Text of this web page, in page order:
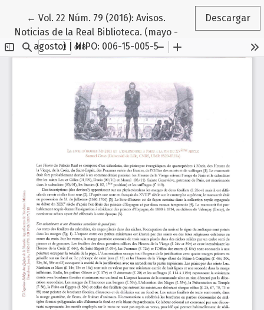
← Volver a los detalles del artículo
Vol. 22 Núm. 79 (2016): Avisos.
Noticias de la Real Biblioteca. (mayo -
agosto) | NIPO: 006-15-005-5
Descargar